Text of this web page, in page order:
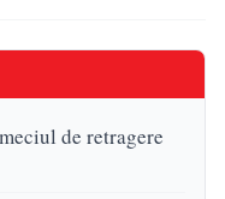
de retragere